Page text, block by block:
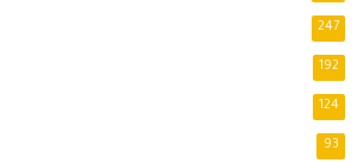
247
192
124
93